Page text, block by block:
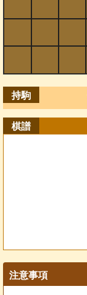
持駒
棋譜
注意事項